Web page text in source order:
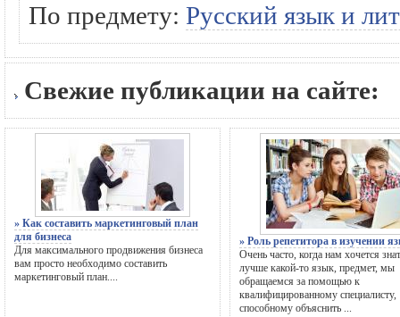
По предмету: Русский язык и
Свежие публикации на сайте:
» Как составить маркетинговый план
для бизнеса
Для максимального продвижения бизнеса
вам просто необходимо составить
маркетинговый план....
» Роль репетитора в изучении
Очень часто, когда нам хочется
лучше какой-то язык, предмет, мы
обращаемся за помощью к
квалифицированному специалисту,
способному объяснить ...